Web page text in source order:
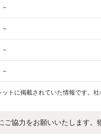
－
－
－
－
トに掲載されていた情報です。
ご協力をお願いいたします。